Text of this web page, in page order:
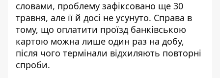
словами, проблему зафіксовано ще 30
травня, але її й досі не усунуто. Справа в
тому, що оплатити проїзд банківською
картою можна лише один раз на добу,
після чого термінали відхиляють повторні
спроби.